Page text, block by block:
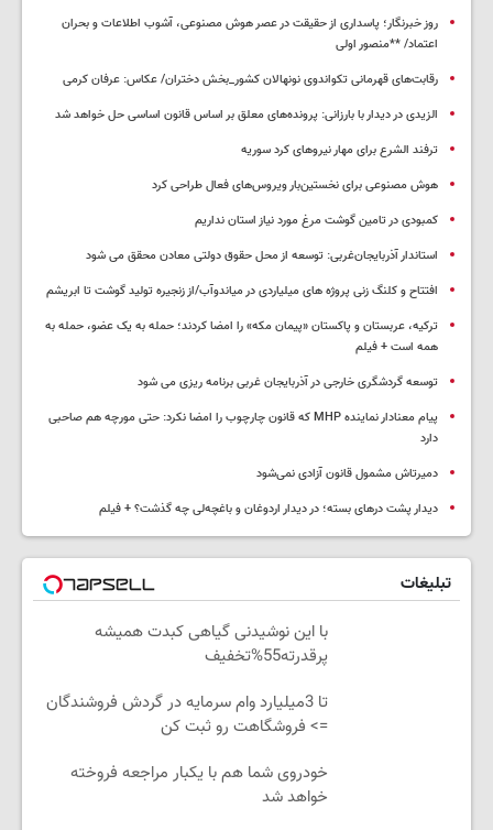
روز خبرنگار؛ پاسداری از حقیقت در عصر هوش مصنوعی، آشوب اطلاعات و بحران
اعتماد/ **منصور اولی
رقابت‌های قهرمانی تکواندوی نونهالان کشور_بخش دختران/ عکاس: عرفان کرمی
الزیدی در دیدار با بارزانی: پرونده‌های معلق بر اساس قانون اساسی حل خواهد شد
ترفند الشرع برای مهار نیروهای کرد سوریه
هوش مصنوعی برای نخستین‌بار ویروس‌های فعال طراحی کرد
کمبودی در تامین گوشت مرغ مورد نیاز استان نداریم
استاندار آذربایجان‌غربی: توسعه از محل حقوق دولتی معادن محقق می شود
افتتاح و کلنگ زنی پروژه های میلیاردی در میاندوآب/از زنجیره تولید گوشت تا ابریشم
ترکیه، عربستان و پاکستان «پیمان مکه» را امضا کردند؛ حمله به یک عضو، حمله به
همه است + فیلم
توسعه گردشگری خارجی در آذربایجان غربی برنامه ریزی می شود
پیام معنادار نماینده MHP که قانون چارچوب را امضا نکرد: حتی مورچه هم صاحبی
دارد
دمیرتاش مشمول قانون آزادی نمی‌شود
دیدار پشت درهای بسته؛ در دیدار اردوغان و باغچه‌لی چه گذشت؟ + فیلم
تبلیغات
با این نوشیدنی گیاهی کبدت همیشه
پرقدرته55%تخفیف
تا 3میلیارد وام سرمایه در گردش فروشندگان
=> فروشگاهت رو ثبت کن
خودروی شما هم با یکبار مراجعه فروخته
خواهد شد